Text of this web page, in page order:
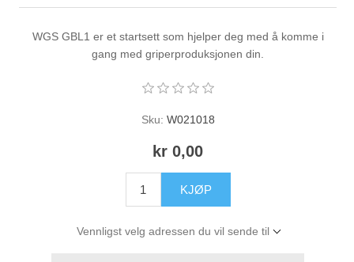
WGS GBL1 er et startsett som hjelper deg med å komme i
gang med griperproduksjonen din.
Sku: W021018
kr 0,00
KJØP
Vennligst velg adressen du vil sende til